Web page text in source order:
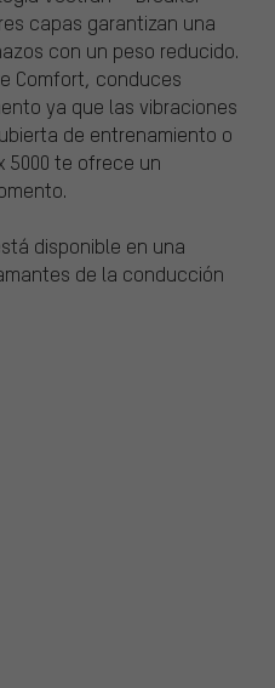
capas garantizan una
con un peso reducido.
Comfort, conduces
ya que las vibraciones
de entrenamiento o
5000 te ofrece un
disponible en una
de la conducción